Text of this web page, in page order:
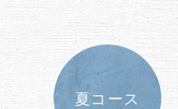
夏コース